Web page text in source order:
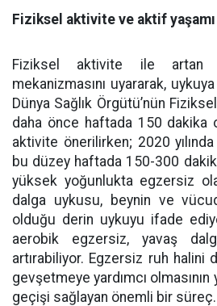
Fiziksel aktivite ve aktif
Fiziksel aktivite ile artan
mekanizmasını uyararak,
Dünya Sağlık Örgütü’nün
daha önce haftada 150 dakika
aktivite önerilirken; 2020
bu düzey haftada 150-300
yüksek yoğunlukta egzersiz
dalga uykusu, beynin ve
olduğu derin uykuyu ifade
aerobik egzersiz, yavaş
artırabiliyor. Egzersiz ruh halini
gevşetmeye yardımcı olmasının
geçişi sağlayan önemli bir süreç.